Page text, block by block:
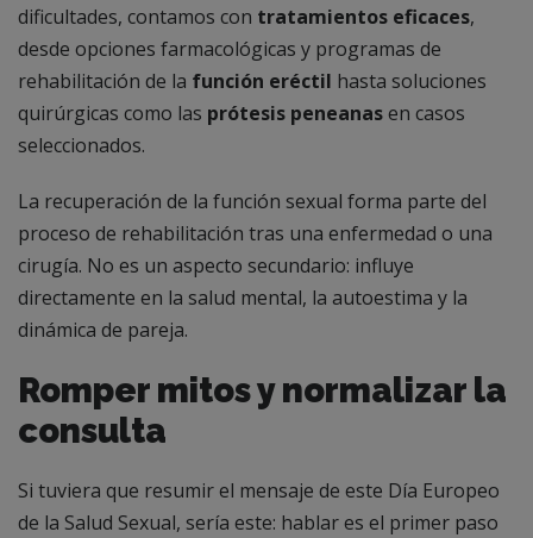
dificultades, contamos con tratamientos eficaces,
desde opciones farmacológicas y programas de
rehabilitación de la función eréctil hasta soluciones
quirúrgicas como las prótesis peneanasen casos
seleccionados.
La recuperación de la función sexual forma parte del
proceso de rehabilitación tras una enfermedad o una
cirugía. No es un aspecto secundario: influye
directamente en la salud mental, la autoestima y la
dinámica de pareja.
Romper mitos y normalizar la
consulta
Si tuviera que resumir el mensaje de este Día Europeo
de la Salud Sexual, sería este: hablar es el primer paso